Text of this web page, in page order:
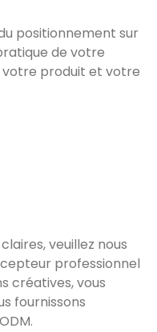
positionnement sur
de votre
votre produit et votre
veuillez nous
professionnel
créatives, vous
fournissons